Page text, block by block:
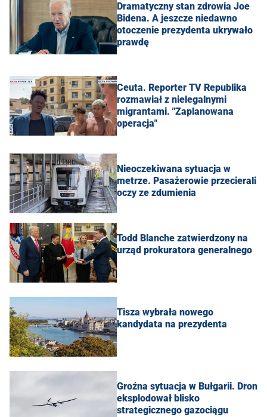
Dramatyczny stan zdrowia Joe
Bidena. A jeszcze niedawno
otoczenie prezydenta ukrywało
prawdę
Ceuta. Reporter TV Republika
rozmawiał z nielegalnymi
migrantami. "Zaplanowana
operacja"
Nieoczekiwana sytuacja w
metrze. Pasażerowie przecierali
oczy ze zdumienia
Todd Blanche zatwierdzony na
urząd prokuratora generalnego
Tisza wybrała nowego
kandydata na prezydenta
Groźna sytuacja w Bułgarii. Dron
eksplodował blisko
strategicznego gazociągu